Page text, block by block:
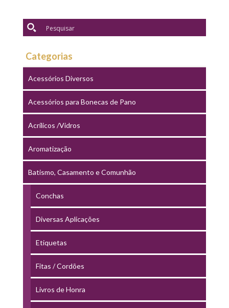
Categorias
Acessórios Diversos
Acessórios para Bonecas de Pano
Acrílicos /Vidros
Aromatização
Batismo, Casamento e Comunhão
Conchas
Diversas Aplicações
Etiquetas
Fitas / Cordões
Livros de Honra